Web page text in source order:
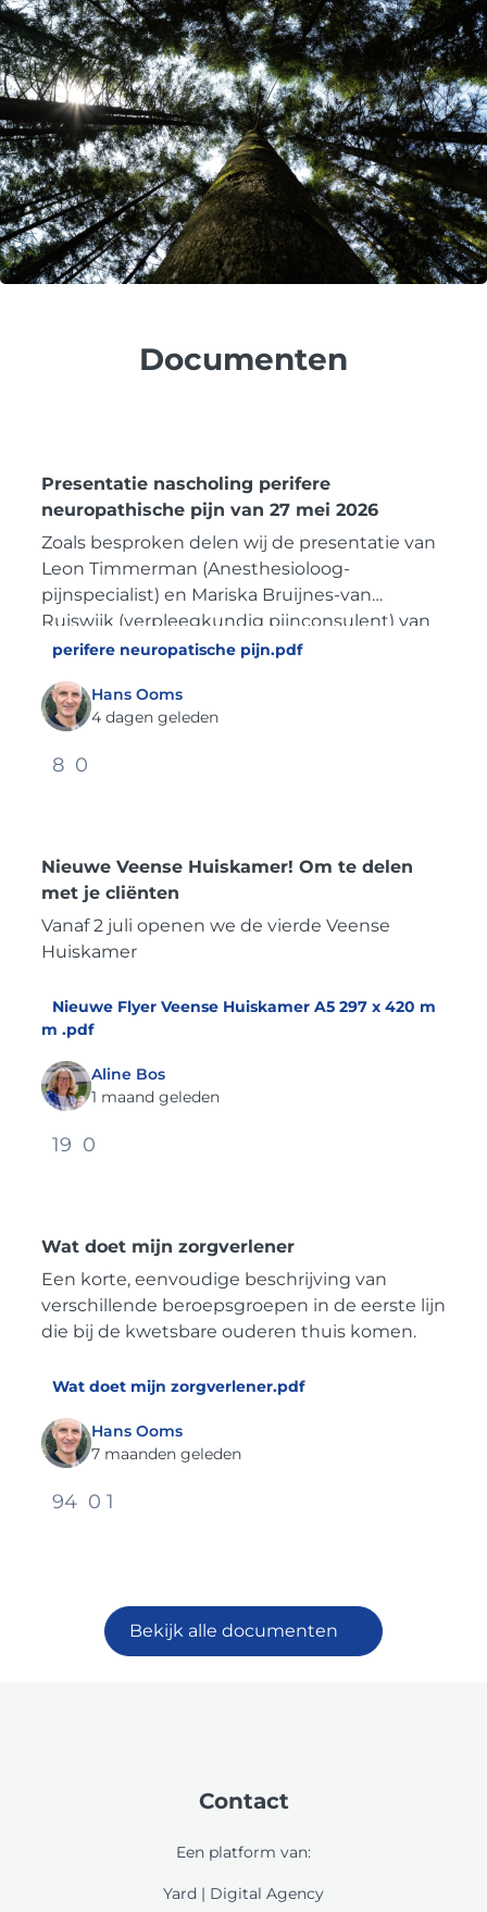
Documenten
Presentatie nascholing perifere
neuropathische pijn van 27 mei 2026
Zoals besproken delen wij de presentatie van
Leon Timmerman (Anesthesioloog-
pijnspecialist) en Mariska Bruijnes-van
Ruiswijk (verpleegkundig pijnconsulent) van
27 mei.
perifere neuropatische pijn.pdf
Hans Ooms
4 dagen geleden
8 0
Nieuwe Veense Huiskamer! Om te delen
met je cliënten
Vanaf 2 juli openen we de vierde Veense
Huiskamer
Nieuwe Flyer Veense Huiskamer A5 297 x 420 m
m .pdf
Aline Bos
1 maand geleden
19 0
Wat doet mijn zorgverlener
Een korte, eenvoudige beschrijving van
verschillende beroepsgroepen in de eerste lijn
die bij de kwetsbare ouderen thuis komen.
Wat doet mijn zorgverlener.pdf
Hans Ooms
7 maanden geleden
94 0 1
Bekijk alle documenten
Contact
Een platform van:
Yard | Digital Agency